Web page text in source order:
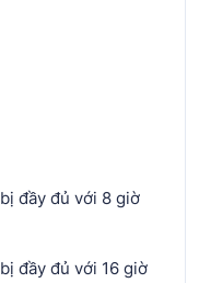
đầy đủ với 8 giờ
đầy đủ với 16 giờ